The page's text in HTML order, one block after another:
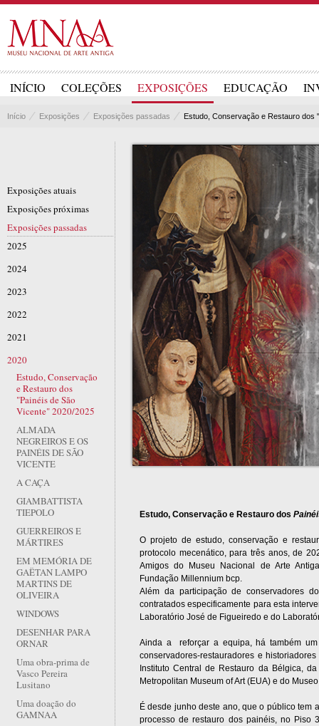
INÍCIO COLEÇÕES EXPOSIÇÕES EDUCAÇÃO
Início Exposições Exposições passadas Estudo, Conservação e Restauro dos
Estudo, Conservação e Restauro dos
O projeto de estudo, conservação e
protocolo mecenático, para três anos, de
Amigos do Museu Nacional de Arte
Fundação Millennium bcp.
Além da participação de conservadores
contratados especificamente para esta
Laboratório José de Figueiredo e do
Ainda a reforçar a equipa, há também
conservadores-restauradores e
Instituto Central de Restauro da Bélgica,
Metropolitan Museum of Art (EUA) e do
É desde junho deste ano, que o público tem
processo de restauro dos painéis, no Piso
Exposições atuais
Exposições próximas
Exposições passadas
2025
2024
2023
2022
2021
2020
Estudo, Conservação
e Restauro dos
"Painéis de São
Vicente" 2020/2025
ALMADA
NEGREIROS E OS
PAINÉIS DE SÃO
VICENTE
A CAÇA
GIAMBATTISTA
TIEPOLO
GUERREIROS E
MÁRTIRES
EM MEMÓRIA DE
GAËTAN LAMPO
MARTINS DE
OLIVEIRA
WINDOWS
DESENHAR PARA
ORNAR
Uma obra-prima de
Vasco Pereira
Lusitano
Uma doação do
GAMNAA